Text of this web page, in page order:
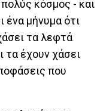
κόσμος - και
ένα μήνυμα ότι
τα λεφτά
τα έχουν χάσει
που